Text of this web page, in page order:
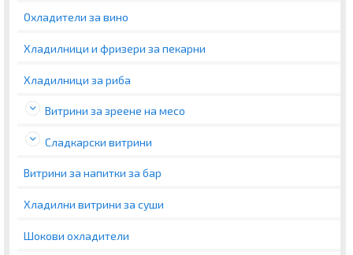
Охладители за вино
Хладилници и фризери за пекарни
Хладилници за риба
Витрини за зреене на месо
Сладкарски витрини
Витрини за напитки за бар
Хладилни витрини за суши
Шокови охладители